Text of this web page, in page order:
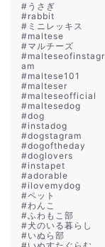
# うさぎ
#rabbit
# ミニレッキス
#maltese
#マルチーズ
#malteseofinstagr
am
#maltese101
#malteser
#malteseofficial
#maltesedog
#dog
#instadog
#dogstagram
#dogoftheday
#doglovers
#instapet
#adorable
#ilovemydog
#ペット
#わんこ
#ふわもこ部
#犬のいる暮らし
#いぬら部